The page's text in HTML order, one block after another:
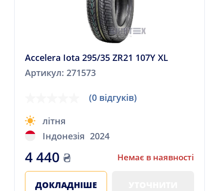
Accelera Iota 295/35 ZR21 107Y XL
Артикул: 271573
(0 відгуків)
літня
Індонезія 2024
4 440 ₴ Немає в наявності
ДОКЛАДНІШЕ